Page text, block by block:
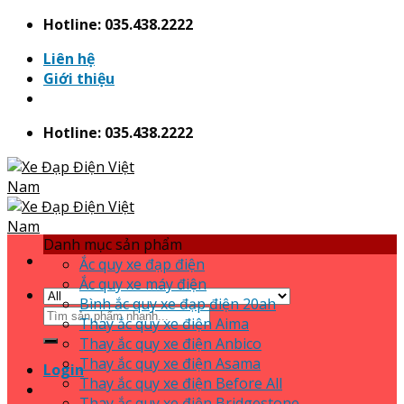
Skip
content
Hotline: 035.438.2222
Liên hệ
Giới thiệu
Hotline: 035.438.2222
Search
for:
Login
Danh mục sản phẩm
Ắc quy xe đạp điện
Ắc quy xe máy điện
Bình ắc quy xe đạp điện 20ah
Thay ắc quy xe điện Aima
Thay ắc quy xe điện Anbico
Thay ắc quy xe điện Asama
Thay ắc quy xe điện Before All